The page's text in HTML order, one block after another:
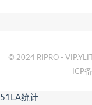
© 2024 RIPRO -
ICP
51LA统计